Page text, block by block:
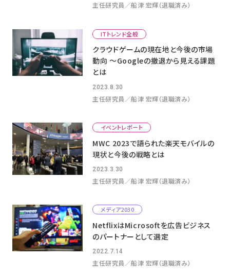
主任研究員／船津 宏輝（退職済み）
ITトレンド全般
クラウドゲームの現在地と今後の市場
動向 ～Googleの撤退から見える課題
とは
2023.8.30
主任研究員／船津 宏輝（退職済み）
イベントレポート
MWC 2023で語られた楽天モバイルの
現状と今後の戦略とは
2023.3.30
主任研究員／船津 宏輝（退職済み）
メディア2030
NetflixはMicrosoftを広告ビジネス
のパートナーとして選定
2022.7.14
主任研究員／船津 宏輝（退職済み）